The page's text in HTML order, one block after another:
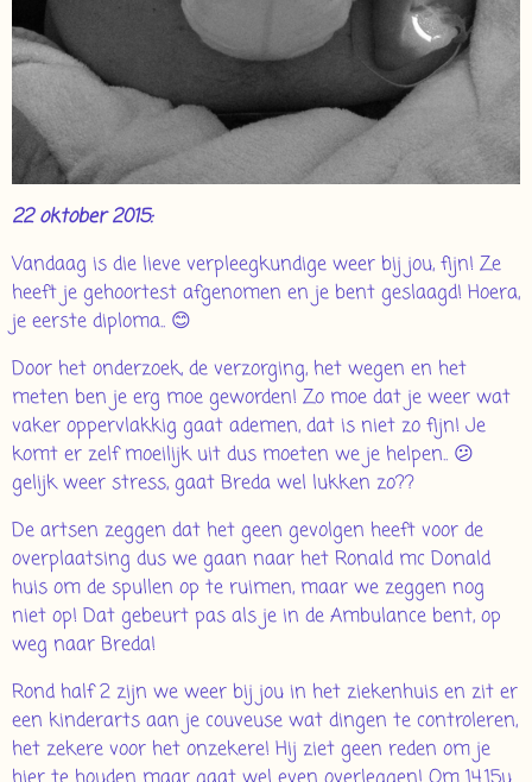
22 oktober 2015:
Vandaag is die lieve verpleegkundige weer bij jou, fijn! Ze
heeft je gehoortest afgenomen en je bent geslaagd! Hoera,
je eerste diploma.. 😊
Door het onderzoek, de verzorging, het wegen en het
meten ben je erg moe geworden! Zo moe dat je weer wat
vaker oppervlakkig gaat ademen, dat is niet zo fijn! Je
komt er zelf moeilijk uit dus moeten we je helpen.. 😕
gelijk weer stress, gaat Breda wel lukken zo??
De artsen zeggen dat het geen gevolgen heeft voor de
overplaatsing dus we gaan naar het Ronald mc Donald
huis om de spullen op te ruimen, maar we zeggen nog
niet op! Dat gebeurt pas als je in de Ambulance bent, op
weg naar Breda!
Rond half 2 zijn we weer bij jou in het ziekenhuis en zit er
een kinderarts aan je couveuse wat dingen te controleren,
het zekere voor het onzekere! Hij ziet geen reden om je